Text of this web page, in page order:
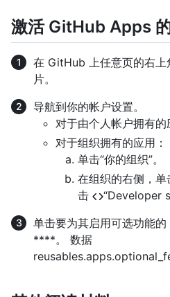
激活 GitHub Apps
在 GitHub 上任意页的右上
片。
导航到你的帐户设置。
对于由个人帐户拥有的
对于组织拥有的应用：
单击“你的组织”。
在组织的右侧，单
击
“Developer
单击要为其启用可选功能
****。 数据